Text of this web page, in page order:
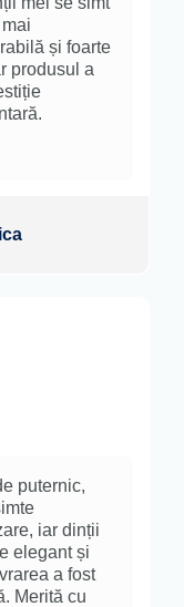
și foarte
produsul a
puternic,
iar dinții
elegant și
a fost
Merită cu